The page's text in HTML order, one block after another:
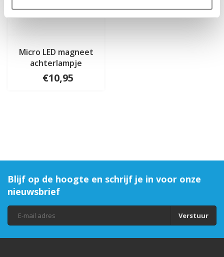
Micro LED magneet
achterlampje
€10,95
Blijf op de hoogte en schrijf je in voor onze
nieuwsbrief
Verstuur